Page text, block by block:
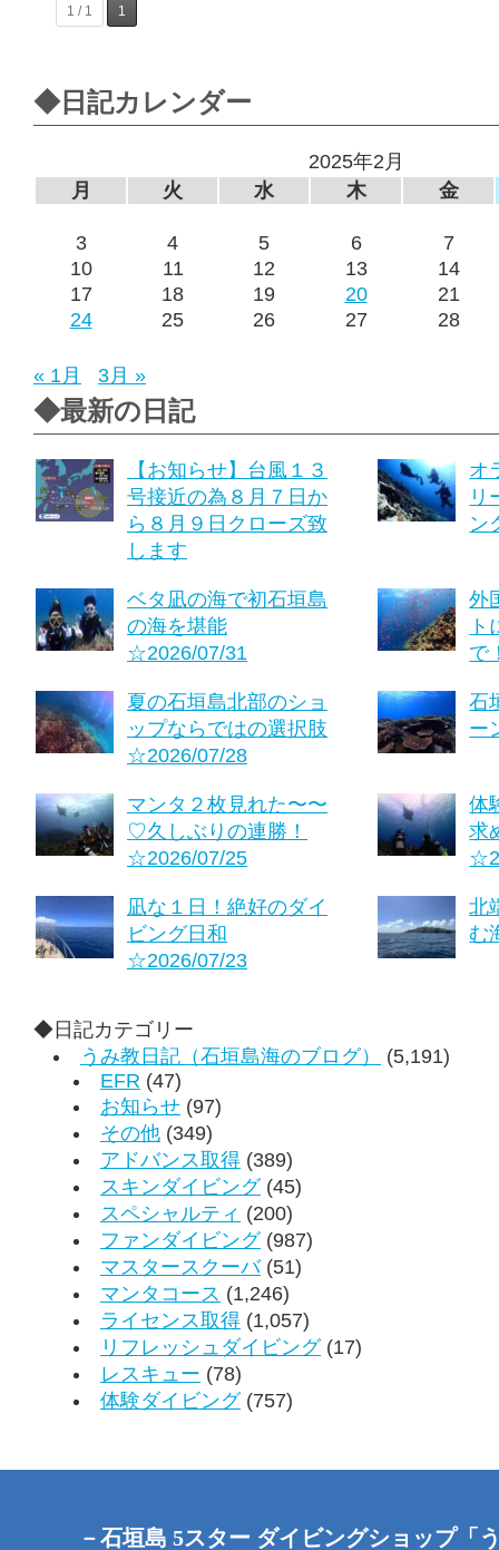
1 / 1 1
◆日記カレンダー
2025年2月
月
火 水 木 金
3 4 5 6
7
10
11 12 13
14
17
18 19 20
21
24
25 26 27 28
« 1月 3月 »
◆最新の日記
【お知らせ】台風１３
号接近の為８月７日か
ら８月９日クローズ致
します
オ
リ
ン
ベタ凪の海で初石垣島
の海を堪能
☆2026/07/31
外
で
夏の石垣島北部のショ
ップならではの選択肢
☆2026/07/28
石
ー
マンタ２枚見れた〜〜
♡久しぶりの連勝！
☆2026/07/25
体
求
凪な１日！絶好のダイ
ビング日和
☆2026/07/23
北
む
◆日記カテゴリー
うみ教日記（石垣島海のブログ）
(5,191)
EFR (47)
お知らせ (97)
その他 (349)
アドバンス取得 (389)
スキンダイビング(45)
スペシャルティ (200)
ファンダイビング(987)
マスタースクーバ(51)
マンタコース (1,246)
ライセンス取得 (1,057)
リフレッシュダイビング(17)
レスキュー (78)
体験ダイビング(757)
－石垣島 5スター ダイビングショップ「